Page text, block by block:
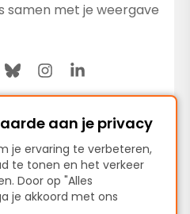
samen met je weergave
aan je privacy
je ervaring te verbeteren,
te tonen en het verkeer
Door op "Alles
je akkoord met ons